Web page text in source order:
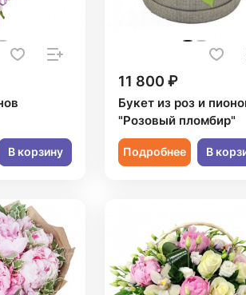
В корзину
11 800 ₽
Букет из роз и
"Розовый пломбир"
Подробнее В